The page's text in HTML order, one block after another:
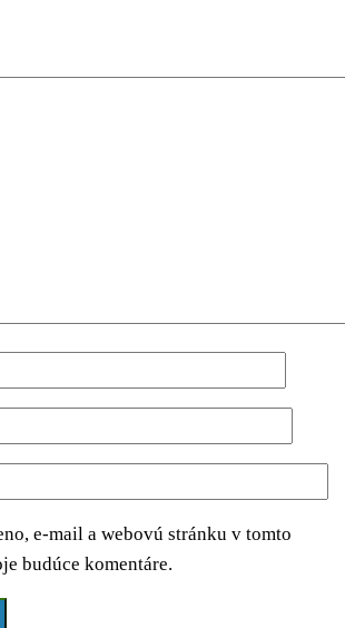
e-mail a webovú stránku v tomto
budúce komentáre.